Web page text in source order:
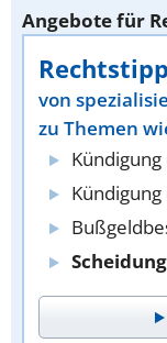
Angebote für
von
zu Themen
Kündigung
Kündigung
Scheidung